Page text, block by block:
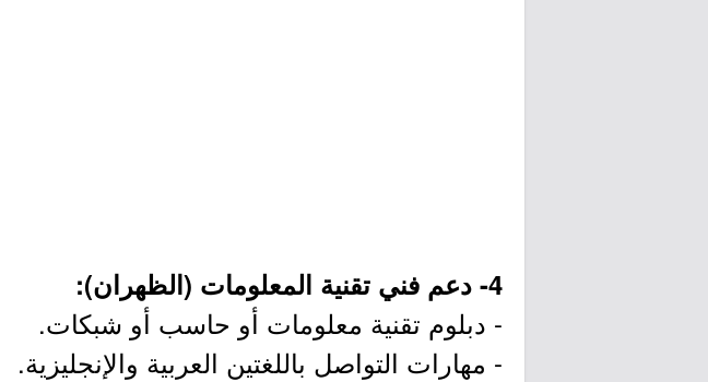
4- دعم فني تقنية المعلومات (الظهران):
- دبلوم تقنية معلومات أو حاسب أو شبكات.
- مهارات التواصل باللغتين العربية والإنجليزية.